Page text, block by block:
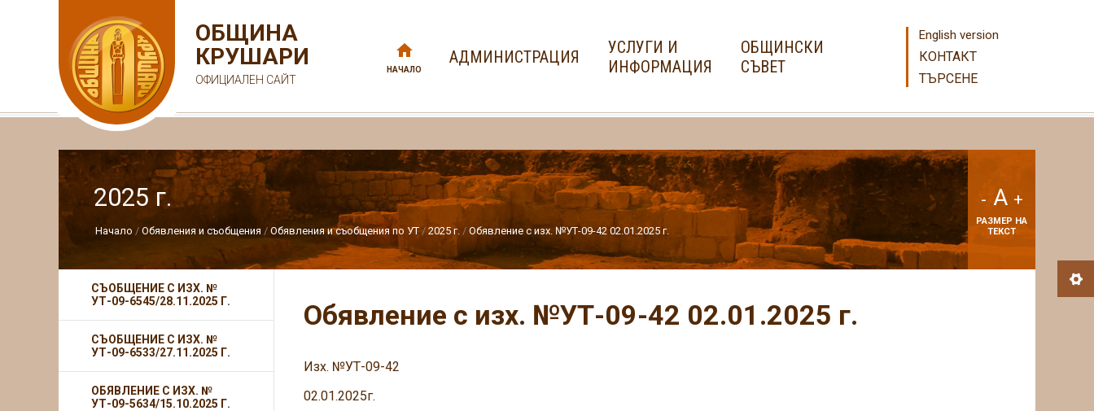
ОБЩИНА
КРУШАРИ
ОФИЦИАЛЕН САЙТ
НАЧАЛО
АДМИНИСТРАЦИЯ
УСЛУГИ И
ИНФОРМАЦИЯ
ОБЩИНСКИ
СЪВЕТ
English version
КОНТАКТ
ТЪРСЕНЕ
2025 г.
Начало Обявления и съобщения Обявления и съобщения по УТ 2025 г. Обявление с изх. №УТ-09-42 02.01.2025 г.
- A +
РАЗМЕР НА
ТЕКСТ
Обявление с изх. №УТ-09-42 02.01.2025 г.
Изх. №УТ-09-42
02.01.2025г.
СЪОБЩЕНИЕ С ИЗХ. №
УТ-09-6545/28.11.2025 Г.
СЪОБЩЕНИЕ С ИЗХ. №
УТ-09-6533/27.11.2025 Г.
ОБЯВЛЕНИЕ С ИЗХ. №
УТ-09-5634/15.10.2025 Г.